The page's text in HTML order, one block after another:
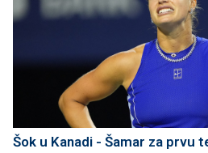
Šok u Kanadi - Šamar za prvu